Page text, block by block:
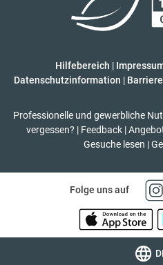
Hilfebereich |
Datenschutzinformation |
Professionelle und gewerbliche
vergessen? | Feedback |
Gesuche lesen |
Folge uns auf